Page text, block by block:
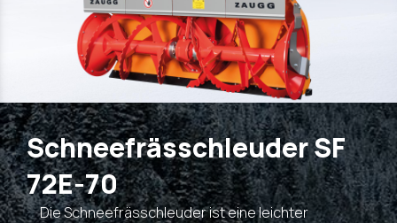
Schneefrässchleuder SF
72E-70
Die Schneefrässchleuder ist eine leichter